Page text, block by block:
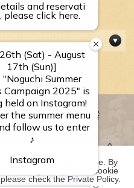
5-3054
your user experience. By
have agreed with our cookie
check the Private Policy.